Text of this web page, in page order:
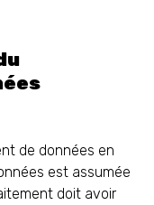
de données en
est assumée
doit avoir